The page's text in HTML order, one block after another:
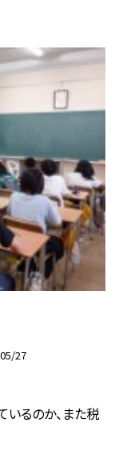
27
いるのか、また税